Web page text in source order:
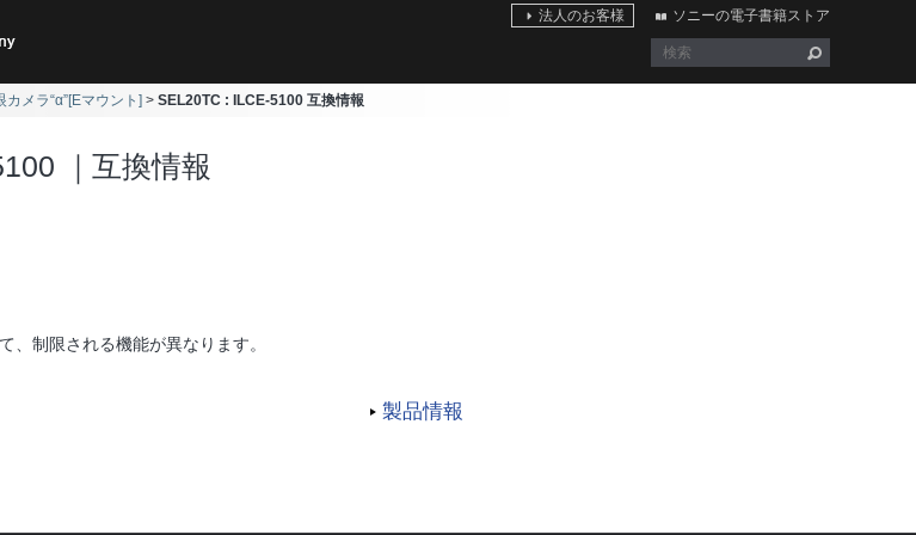
Sony
法人のお客様 ソニーの電子書籍ストア
メラ“α”[Eマウント] SEL20TC : ILCE-5100 互換情報
｜互換情報
、制限される機能が異なります。
製品情報